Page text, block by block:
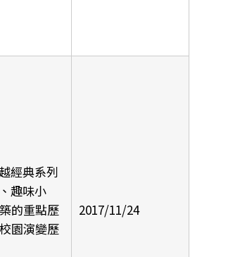
經典系列
趣味小
的重點歷
園演變歷
2017/11/24